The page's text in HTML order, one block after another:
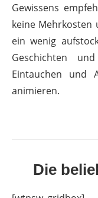
Gewissens
keine Mehrkosten
ein wenig
Geschichten
Eintauchen und
animieren.
Die